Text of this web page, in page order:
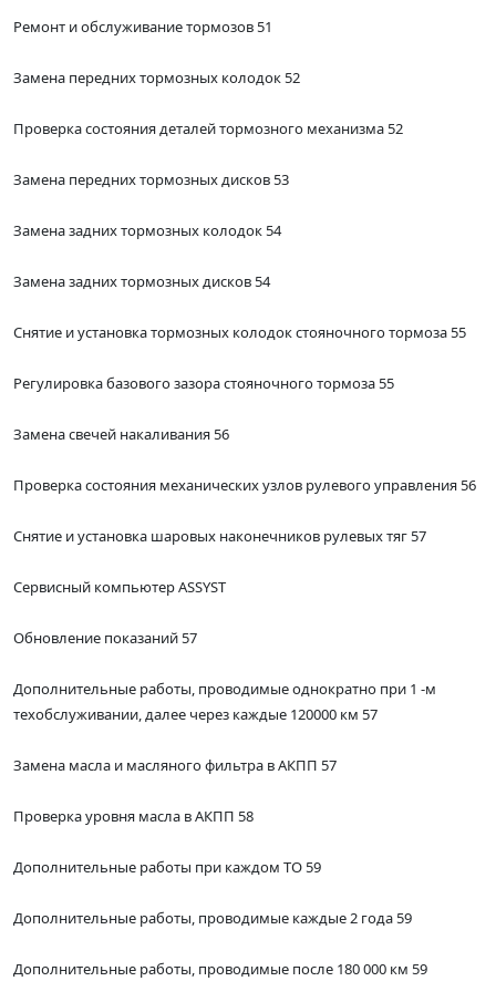
Ремонт и обслуживание тормозов 51
Замена передних тормозных колодок 52
Проверка состояния деталей тормозного механизма 52
Замена передних тормозных дисков 53
Замена задних тормозных колодок 54
Замена задних тормозных дисков 54
Снятие и установка тормозных колодок стояночного тормоза 55
Регулировка базового зазора стояночного тормоза 55
Замена свечей накаливания 56
Проверка состояния механических узлов рулевого управления 56
Снятие и установка шаровых наконечников рулевых тяг 57
Сервисный компьютер ASSYST
Обновление показаний 57
Дополнительные работы, проводимые однократно при 1 -м
техобслуживании, далее через каждые 120000 км 57
Замена масла и масляного фильтра в АКПП 57
Проверка уровня масла в АКПП 58
Дополнительные работы при каждом ТО 59
Дополнительные работы, проводимые каждые 2 года 59
Дополнительные работы, проводимые после 180 000 км 59